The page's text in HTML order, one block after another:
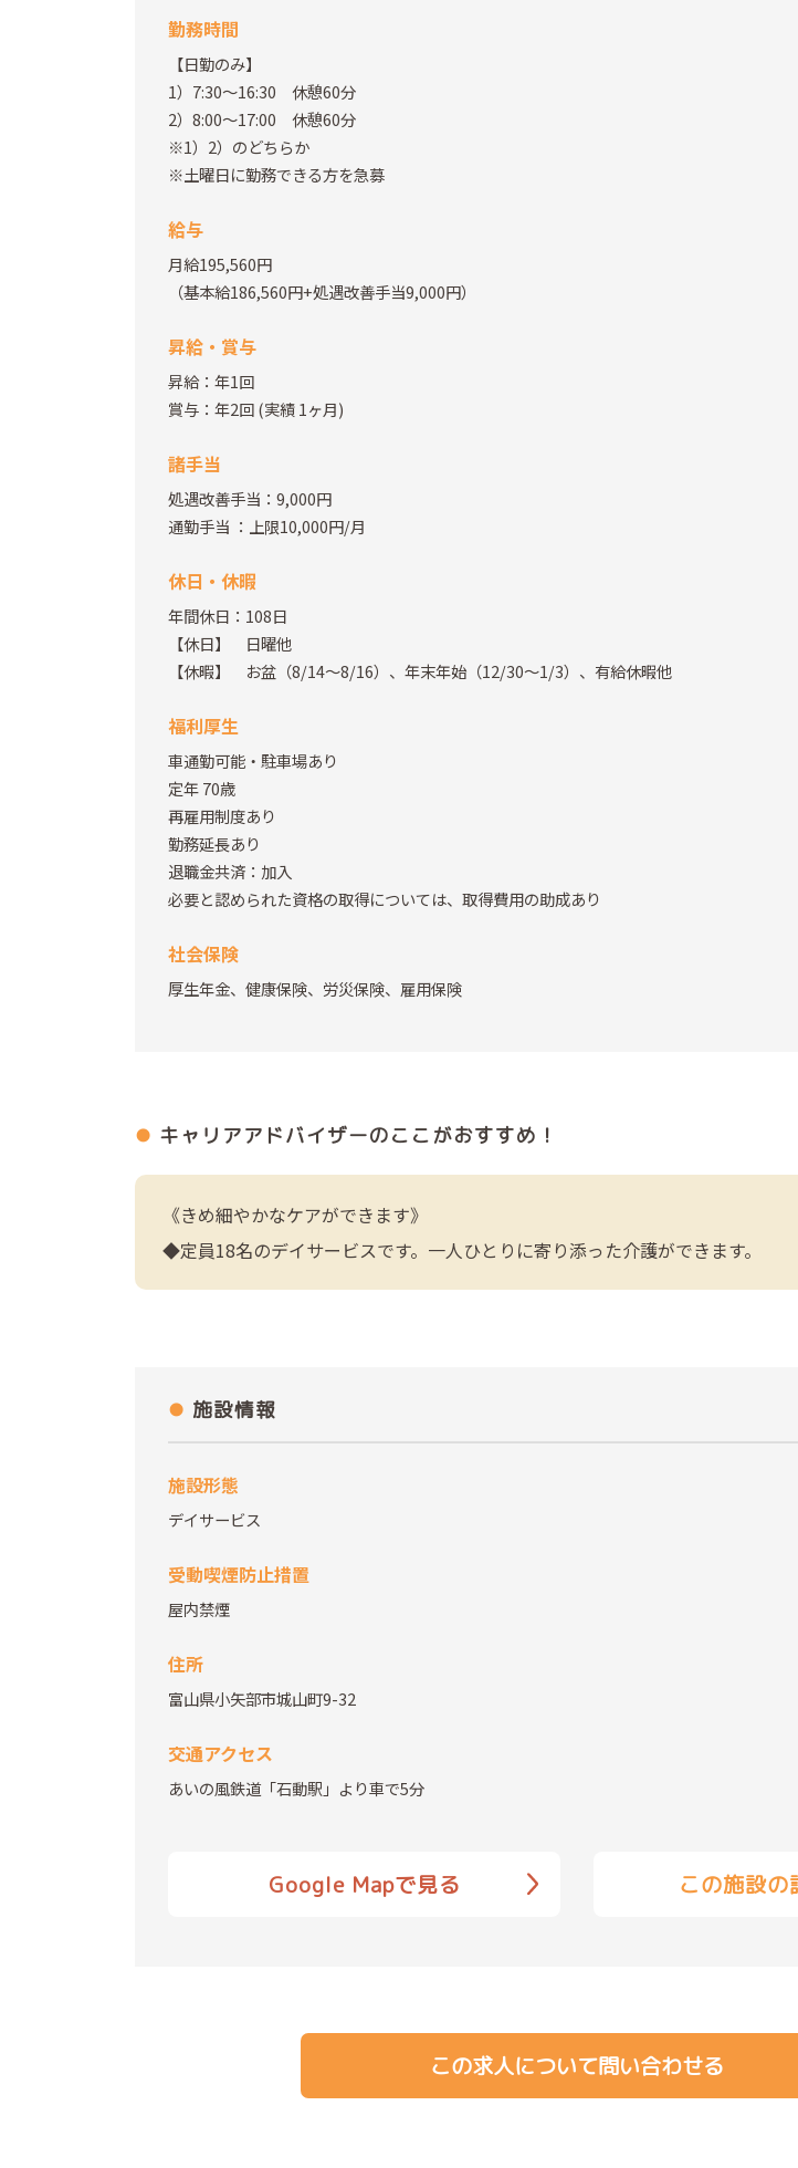
勤務時間
【日勤のみ】
1）7:30～16:30 休憩60分
2）8:00～17:00 休憩60分
※1）2）のどちらか
※土曜日に勤務できる方を急募
給与
月給195,560円
（基本給186,560円+処遇改善手当9,000円）
昇給・賞与
昇給：年1回
賞与：年2回(実績 1ヶ月)
諸手当
処遇改善手当：9,000円
通勤手当 ：上限10,000円/月
休日・休暇
年間休日：108日
【休日】 日曜他
【休暇】 お盆（8/14～8/16）、年末年始（12/30～1/3）、有給休暇他
福利厚生
車通勤可能・駐車場あり
定年 70歳
再雇用制度あり
勤務延長あり
退職金共済：加入
必要と認められた資格の取得については、取得費用の助成あり
社会保険
厚生年金、健康保険、労災保険、雇用保険
キャリアアドバイザーのここがおすすめ！
《きめ細やかなケアができます》
◆定員18名のデイサービスです。一人ひとりに寄り添った介護ができます。
施設情報
施設形態
デイサービス
受動喫煙防止措置
屋内禁煙
住所
富山県小矢部市城山町9-32
交通アクセス
あいの風鉄道「石動駅」より車で5分
Google Mapで見る この施設の
この求人について問い合わせる